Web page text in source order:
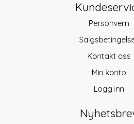
Personvern
Kontakt oss
Min konto
Logg inn